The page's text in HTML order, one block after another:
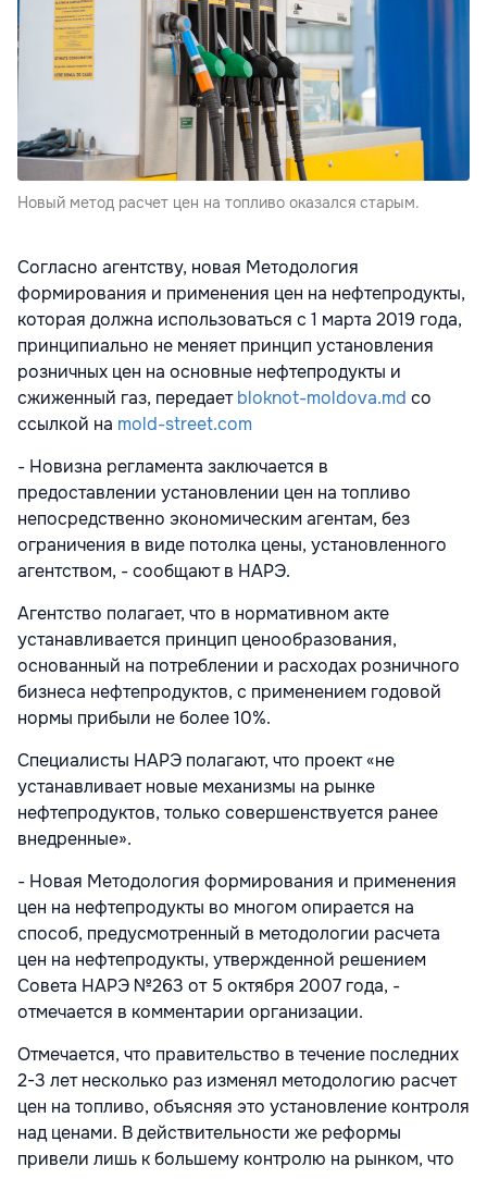
Новый метод расчет цен на топливо оказался старым.
Согласно агентству, новая Методология
формирования и применения цен на нефтепродукты,
которая должна использоваться с 1 марта 2019 года,
принципиально не меняет принцип установления
розничных цен на основные нефтепродукты и
сжиженный газ, передаетbloknot-moldova.md со
ссылкой на mold-street.com
- Новизна регламента заключается в
предоставлении установлении цен на топливо
непосредственно экономическим агентам, без
ограничения в виде потолка цены, установленного
агентством, - сообщают в НАРЭ.
Агентство полагает, что в нормативном акте
устанавливается принцип ценообразования,
основанный на потреблении и расходах розничного
бизнеса нефтепродуктов, с применением годовой
нормы прибыли не более 10%.
Специалисты НАРЭ полагают, что проект «не
устанавливает новые механизмы на рынке
нефтепродуктов, только совершенствуется ранее
внедренные».
- Новая Методология формирования и применения
цен на нефтепродукты во многом опирается на
способ, предусмотренный в методологии расчета
цен на нефтепродукты, утвержденной решением
Совета НАРЭ №263 от 5 октября 2007 года, -
отмечается в комментарии организации.
Отмечается, что правительство в течение последних
2-3 лет несколько раз изменял методологию расчет
цен на топливо, объясняя это установление контроля
над ценами. В действительности же реформы
привели лишь к большему контролю на рынком, что